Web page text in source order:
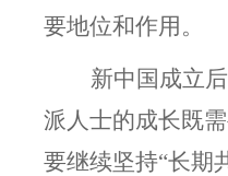
要地位和作用。
新中国成立
派人士的成长既
要继续坚持“长期